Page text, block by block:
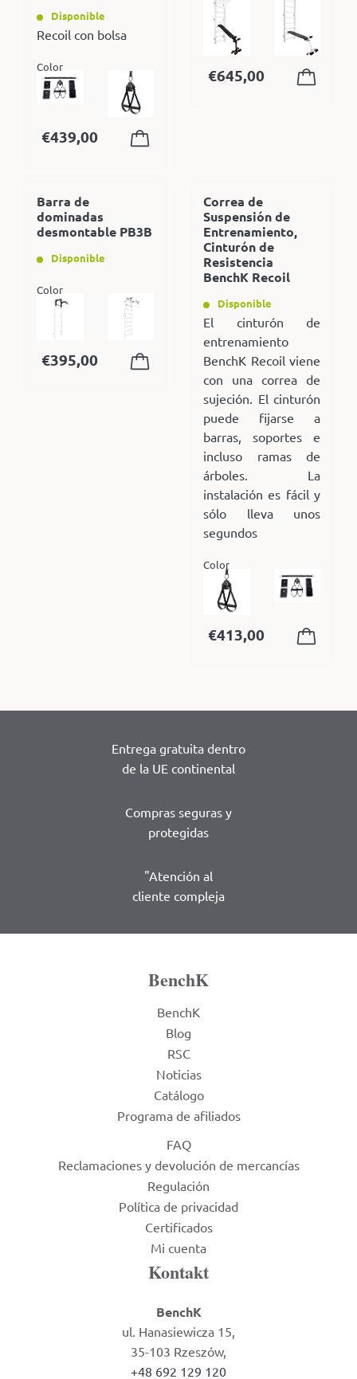
Disponible
Recoil con bolsa
Color
€439,00
€645,00
Barra de
dominadas
desmontable PB3B
Disponible
Color
€395,00
Correa de
Suspensión de
Entrenamiento,
Cinturón de
Resistencia
BenchK Recoil
Disponible
El cinturón de
entrenamiento
BenchK Recoil viene
con una correa de
sujeción. El cinturón
puede fijarse a
barras, soportes e
incluso ramas de
árboles. La
instalación es fácil y
sólo lleva unos
segundos
Color
€413,00
Entrega gratuita dentro
de la UE continental
Compras seguras y
protegidas
"Atención al
cliente compleja
BenchK
BenchK
Blog
RSC
Noticias
Catálogo
Programa de afiliados
FAQ
Reclamaciones y devolución de mercancías
Regulación
Política de privacidad
Certificados
Mi cuenta
Kontakt
BenchK
ul. Hanasiewicza 15,
35-103 Rzeszów,
+48 692 129 120